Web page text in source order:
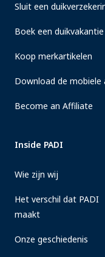
Sluit een
Boek een duikvakantie
Koop merkartikelen
Download de mobiele
Become an Affiliate
Inside PADI
Wie zijn wij
Het verschil dat PADI
maakt
Onze geschiedenis